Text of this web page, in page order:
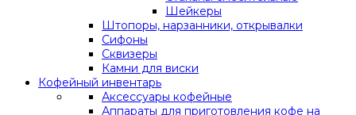
Шейкеры
Штопоры, нарзанники, открывалки
Сифоны
Сквизеры
Камни для виски
Кофейный инвентарь
Аксессуары кофейные
Аппараты для приготовления кофе на